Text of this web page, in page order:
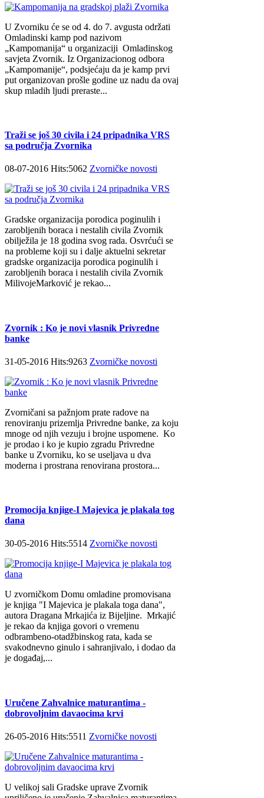
U Zvorniku će se od 4. do 7. avgusta održati
Omladinski kamp pod nazivom
„Kampomanija“ u organizaciji Omladinskog
savjeta Zvornik. Iz Organizacionog odbora
„Kampomanije“, podsjećaju da je kamp prvi
put organizovan prošle godine uz nadu da ovaj
skup mladih ljudi preraste...
Traži se još 30 civila i 24 pripadnika VRS
sa područja Zvornika
08-07-2016 Hits:5062 Zvorničke novosti
Gradske organizacija porodica poginulih i
zarobljenih boraca i nestalih civila Zvornik
obilježila je 18 godina svog rada. Osvrćući se
na probleme koji su i dalje aktuelni sekretar
gradske organizacija porodica poginulih i
zarobljenih boraca i nestalih civila Zvornik
MilivojeMarković je rekao...
Zvornik : Ko je novi vlasnik Privredne
banke
31-05-2016 Hits:9263 Zvorničke novosti
Zvorničani sa pažnjom prate radove na
renoviranju prizemlja Privredne banke, za koju
mnoge od njih vezuju i brojne uspomene. Ko
je prodao i ko je kupio zgradu Privredne
banke u Zvorniku, ko se useljava u dva
moderna i prostrana renovirana prostora...
Promocija knjige-I Majevica je plakala tog
dana
30-05-2016 Hits:5514 Zvorničke novosti
U zvorničkom Domu omladine promovisana
je knjiga "I Majevica je plakala toga dana",
autora Dragana Mrkajića iz Bijeljine. Mrkajić
je rekao da knjiga govori o vremenu
odbrambeno-otadžbinskog rata, kada se
svakodnevno ginulo i sahranjivalo, i dodao da
je događaj,...
Uručene Zahvalnice maturantima -
dobrovoljnim davaocima krvi
26-05-2016 Hits:5511 Zvorničke novosti
U velikoj sali Gradske uprave Zvornik